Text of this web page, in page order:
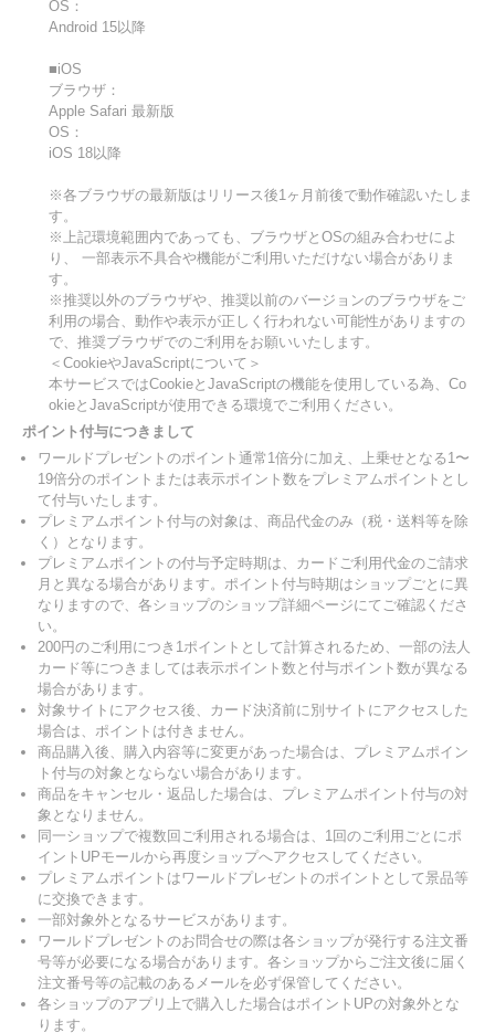
OS：
Android 15以降
■iOS
ブラウザ：
Apple Safari 最新版
OS：
iOS 18以降
※各ブラウザの最新版はリリース後1ヶ月前後で動作確認いたしま
す。
※上記環境範囲内であっても、ブラウザとOSの組み合わせによ
り、 一部表示不具合や機能がご利用いただけない場合がありま
す。
※推奨以外のブラウザや、推奨以前のバージョンのブラウザをご
利用の場合、動作や表示が正しく行われない可能性がありますの
で、推奨ブラウザでのご利用をお願いいたします。
＜CookieやJavaScriptについて＞
本サービスではCookieとJavaScriptの機能を使用している為、Co
okieとJavaScriptが使用できる環境でご利用ください。
ポイント付与につきまして
ワールドプレゼントのポイント通常1倍分に加え、上乗せとなる1〜
19倍分のポイントまたは表示ポイント数をプレミアムポイントとし
て付与いたします。
プレミアムポイント付与の対象は、商品代金のみ（税・送料等を除
く）となります。
プレミアムポイントの付与予定時期は、カードご利用代金のご請求
月と異なる場合があります。ポイント付与時期はショップごとに異
なりますので、各ショップのショップ詳細ページにてご確認くださ
い。
200円のご利用につき1ポイントとして計算されるため、一部の法人
カード等につきましては表示ポイント数と付与ポイント数が異なる
場合があります。
対象サイトにアクセス後、カード決済前に別サイトにアクセスした
場合は、ポイントは付きません。
商品購入後、購入内容等に変更があった場合は、プレミアムポイン
ト付与の対象とならない場合があります。
商品をキャンセル・返品した場合は、プレミアムポイント付与の対
象となりません。
同一ショップで複数回ご利用される場合は、1回のご利用ごとにポ
イントUPモールから再度ショップへアクセスしてください。
プレミアムポイントはワールドプレゼントのポイントとして景品等
に交換できます。
一部対象外となるサービスがあります。
ワールドプレゼントのお問合せの際は各ショップが発行する注文番
号等が必要になる場合があります。各ショップからご注文後に届く
注文番号等の記載のあるメールを必ず保管してください。
各ショップのアプリ上で購入した場合はポイントUPの対象外とな
ります。